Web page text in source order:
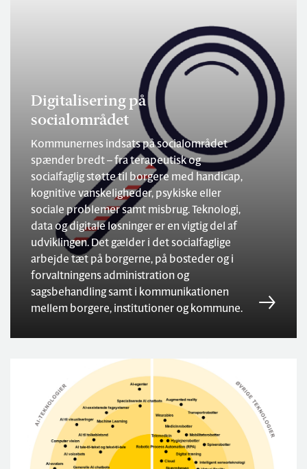
Digitalisering på
socialområdet
Kommunernes indsats på socialområdet
spænder bredt – fra terapeutisk og
socialfaglig støtte til borgere med handicap,
kognitive vanskeligheder, psykiske eller
sociale problemer samt misbrug. Teknologi,
data og digitale løsninger er en vigtig del af
udviklingen. Det gælder i det socialfaglige
arbejde tæt på borgerne, på bosteder og i
forvaltningens administration og
sagsbehandling samt i kommunikationen
mellem borgere, institutioner og kommune.